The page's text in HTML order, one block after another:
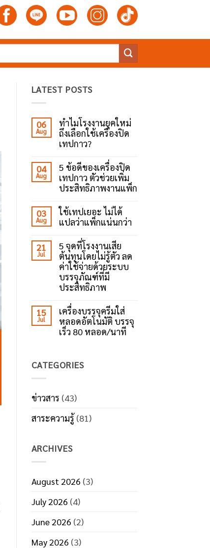
LATEST POSTS
06
Aug
ทำไมโรงงานยุคใหม่
ถึงเลือกใช้เครื่องปิด
เทปกาว?
Comments
on
ทำไม
โรงงาน
ยุค
ถึง
เลือก
ใช้
เครื่อง
เทป
กาว?
04
Aug
5 ข้อดีของเครื่องปิด
เทปกาว ตัวช่วยเพิ่ม
ประสิทธิภาพงานแพ็ก
Comments
on
5
ข้อดี
เครื่อง
ปิด
เทป
กาว
ตัว
ช่วย
เพิ่ม
แพ็ก
03
Aug
ใช้เทปเยอะ ไม่ได้
แปลว่าแพ็กแน่นกว่า
Comments
on
ใช้
เทป
เยอะ
ไม่
ได้
แปล
แพ็ก
แน่น
กว่า
21
Jul
5 จุดที่โรงงานเสีย
ต้นทุนโดยไม่รู้ตัว ลด
ค่าใช้จ่ายด้วยระบบ
บรรจุภัณฑ์ที่มี
ประสิทธิภาพ
Comments
on
5
จุด
ที่
โดย
ค่า
ใช้
ด้วย
ระบบ
ที่
มี
15
Jul
เครื่องบรรจุครีมใส่
หลอดอัตโนมัติ บรรจุ
เร็ว 80 หลอด/นาที
เครื่อง
หลอด
อัตโนมัติ
เร็ว
80
CATEGORIES
ข่าวสาร (43)
สาระความรู้(81)
ARCHIVES
August 2026 (3)
July 2026 (4)
June 2026 (2)
May 2026 (3)